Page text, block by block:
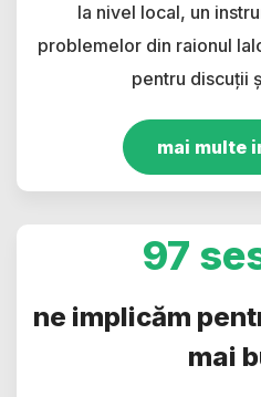
la nivel local, un
problemelor din raionul
pentru discuții
mai multe
97
ne implicăm
mai